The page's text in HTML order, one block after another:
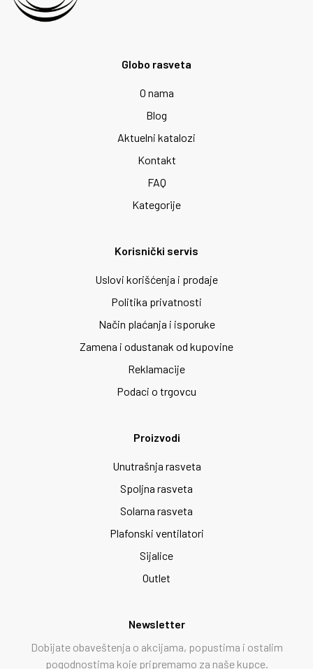
Globo rasveta
O nama
Blog
Aktuelni katalozi
Kontakt
FAQ
Kategorije
Korisnički servis
Uslovi korišćenja i prodaje
Politika privatnosti
Način plaćanja i isporuke
Zamena i odustanak od kupovine
Reklamacije
Podaci o trgovcu
Proizvodi
Unutrašnja rasveta
Spoljna rasveta
Solarna rasveta
Plafonski ventilatori
Sijalice
Outlet
Newsletter
Dobijate obaveštenja o akcijama, popustima i ostalim
pogodnostima koje pripremamo za naše kupce.